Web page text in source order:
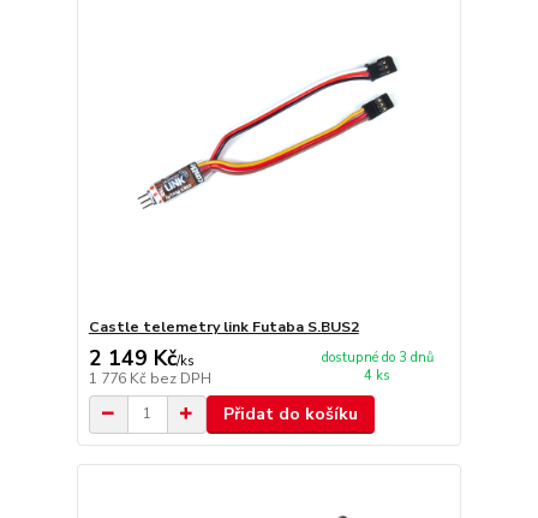
Castle telemetry link Futaba S.BUS2
2 149 Kč/ks
1 776 Kč bez DPH
dostupné do 3 dnů
4 ks
Přidat do košíku